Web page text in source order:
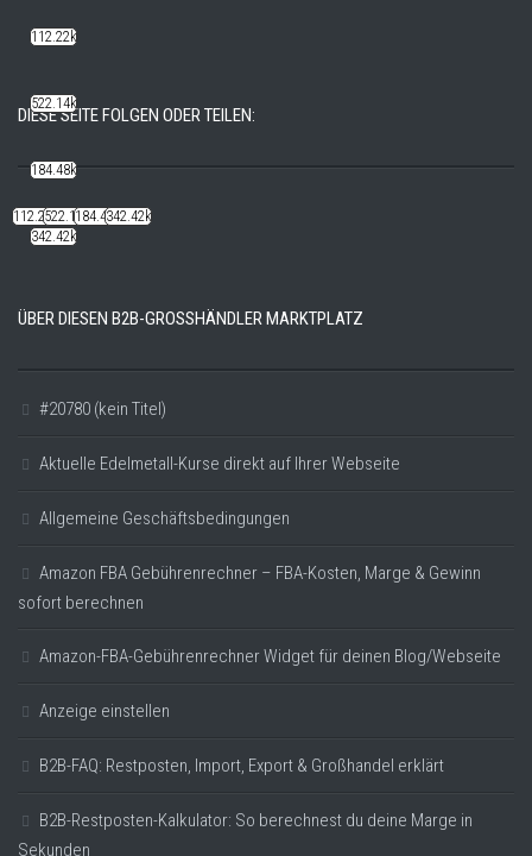
DIESE SEITE FOLGEN ODER TEILEN:
112.22k522.14k184.48k342.42k
ÜBER DIESEN B2B-GROSSHÄNDLER MARKTPLATZ
#20780 (kein Titel)
Aktuelle Edelmetall-Kurse direkt auf Ihrer Webseite
Allgemeine Geschäftsbedingungen
Amazon FBA Gebührenrechner – FBA-Kosten, Marge & Gewinn
sofort berechnen
Amazon-FBA-Gebührenrechner Widget für deinen Blog/Webseite
Anzeige einstellen
B2B-FAQ: Restposten, Import, Export & Großhandel erklärt
B2B-Restposten-Kalkulator: So berechnest du deine Marge in
Sekunden
112.22k
522.14k
184.48k
342.42k